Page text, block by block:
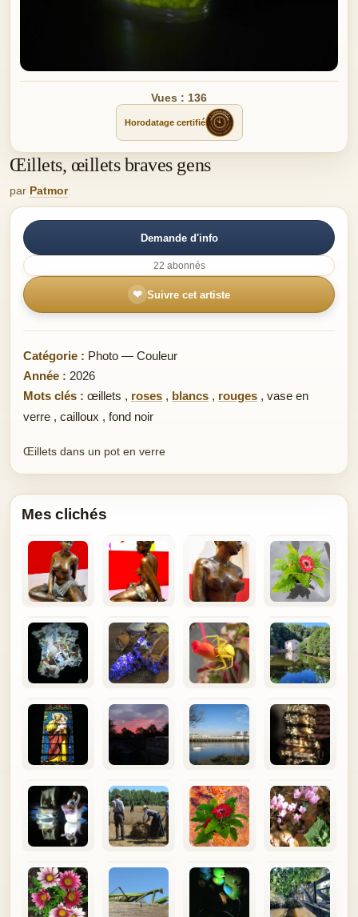
Vues : 136
Horodatage certifié
Œillets, œillets braves gens
par Patmor
Demande d'info
22 abonnés
❤ Suivre cet artiste
Catégorie : Photo — Couleur
Année : 2026
Mots clés : œillets , roses , blancs , rouges , vase en
verre , cailloux , fond noir
Œillets dans un pot en verre
Mes clichés